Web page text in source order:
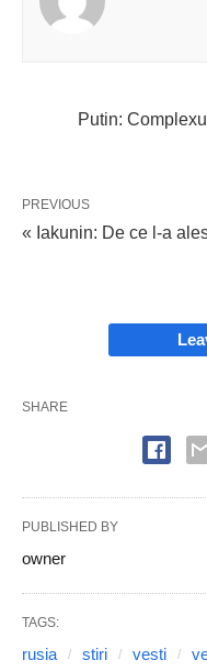
Putin:
PREVIOUS
« Iakunin: De ce l-a
SHARE
PUBLISHED BY
owner
TAGS:
rusia stiri vesti